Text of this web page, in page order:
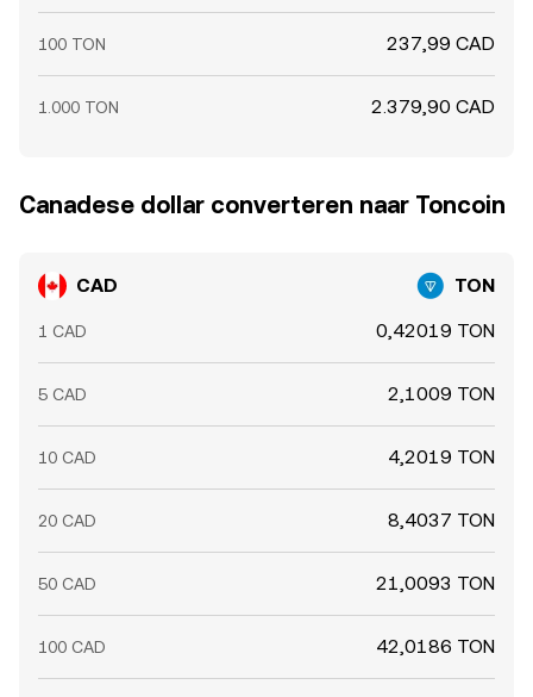
100 TON 237,99 CAD
1.000 TON 2.379,90 CAD
Canadese dollar converteren naar Toncoin
CAD TON
1 CAD 0,42019 TON
5 CAD 2,1009 TON
10 CAD 4,2019 TON
20 CAD 8,4037 TON
50 CAD 21,0093 TON
100 CAD 42,0186 TON